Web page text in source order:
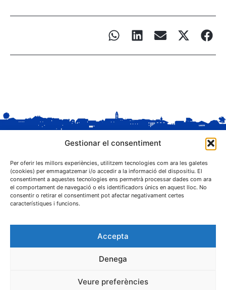
Gestionar el consentiment
Per oferir les millors experiències, utilitzem tecnologies com ara les galetes
(cookies) per emmagatzemar i/o accedir a la informació del dispositiu. El
consentiment a aquestes tecnologies ens permetrà processar dades com ara
el comportament de navegació o els identificadors únics en aquest lloc. No
consentir o retirar el consentiment pot afectar negativament certes
característiques i funcions.
Accepta
Denega
Veure preferències
C. Sant Josep, 1
25243 El Palau d'Anglesola (Pla d'Urgell)
Privacitat Cookies
Protecció de dades